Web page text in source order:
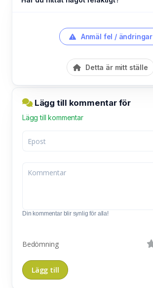
Anmäl fel / ändringar
Detta är mitt ställe
Lägg till kommentar för
Lägg till kommentar
Din kommentar blir synlig för alla!
Bedömning